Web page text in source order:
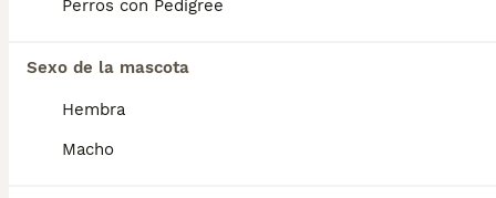
Perros con Pedigree
Sexo de la mascota
Hembra
Macho
¿Cuántos perros tiene
Hamilton?